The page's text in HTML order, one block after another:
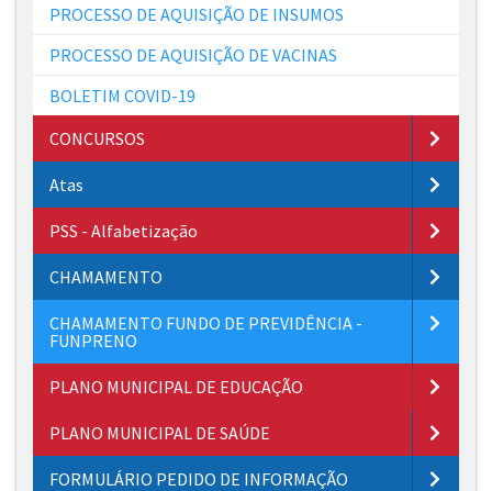
PROCESSO DE AQUISIÇÃO DE INSUMOS
PROCESSO DE AQUISIÇÃO DE VACINAS
BOLETIM COVID-19
CONCURSOS
Atas
PSS - Alfabetização
CHAMAMENTO
CHAMAMENTO FUNDO DE PREVIDÊNCIA -
FUNPRENO
PLANO MUNICIPAL DE EDUCAÇÃO
PLANO MUNICIPAL DE SAÚDE
FORMULÁRIO PEDIDO DE INFORMAÇÃO